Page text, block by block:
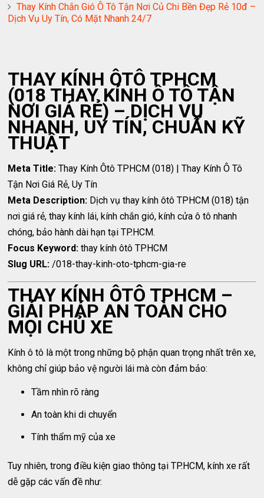
Thay Kính Chắn Gió Ô Tô Tận Nơi Củ Chi Bền Đẹp Rẻ 10đ –
Dịch Vụ Uy Tín, Có Mặt Nhanh 24/7
THAY KÍNH ÔTÔ TPHCM
(018 THAY KÍNH Ô TÔ TẬN
NƠI GIÁ RẺ) – DỊCH VỤ
NHANH, UY TÍN, CHUẨN KỸ
THUẬT
Meta Title: Thay Kính Ôtô TPHCM (018) | Thay Kính Ô Tô
Tận Nơi Giá Rẻ, Uy Tín
Meta Description: Dịch vụ thay kính ôtô TPHCM (018) tận
nơi giá rẻ, thay kính lái, kính chắn gió, kính cửa ô tô nhanh
chóng, bảo hành dài hạn tại TP.HCM.
Focus Keyword: thay kính ôtô TPHCM
Slug URL: /018-thay-kinh-oto-tphcm-gia-re
THAY KÍNH ÔTÔ TPHCM –
GIẢI PHÁP AN TOÀN CHO
MỌI CHỦ XE
Kính ô tô là một trong những bộ phận quan trọng nhất trên xe,
không chỉ giúp bảo vệ người lái mà còn đảm bảo:
Tầm nhìn rõ ràng
An toàn khi di chuyển
Tính thẩm mỹ của xe
Tuy nhiên, trong điều kiện giao thông tại TP.HCM, kính xe rất
dễ gặp các vấn đề như: